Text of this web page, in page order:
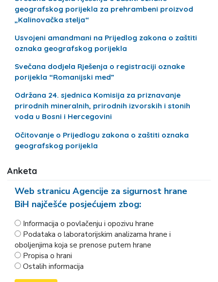
geografskog porijekla za prehrambeni proizvod
„Kalinovačka stelja“
Usvojeni amandmani na Prijedlog zakona o zaštiti
oznaka geografskog porijekla
Svečana dodjela Rješenja o registraciji oznake
porijekla “Romanijski med”
Održana 24. sjednica Komisija za priznavanje
prirodnih mineralnih, prirodnih izvorskih i stonih
voda u Bosni i Hercegovini
Očitovanje o Prijedlogu zakona o zaštiti oznaka
geografskog porijekla
Anketa
Web stranicu Agencije za sigurnost hrane
BiH najčešće posjećujem zbog:
Informacija o povlačenju i opozivu hrane
Podataka o laboratorijskim analizama hrane i
oboljenjima koja se prenose putem hrane
Propisa o hrani
Ostalih informacija